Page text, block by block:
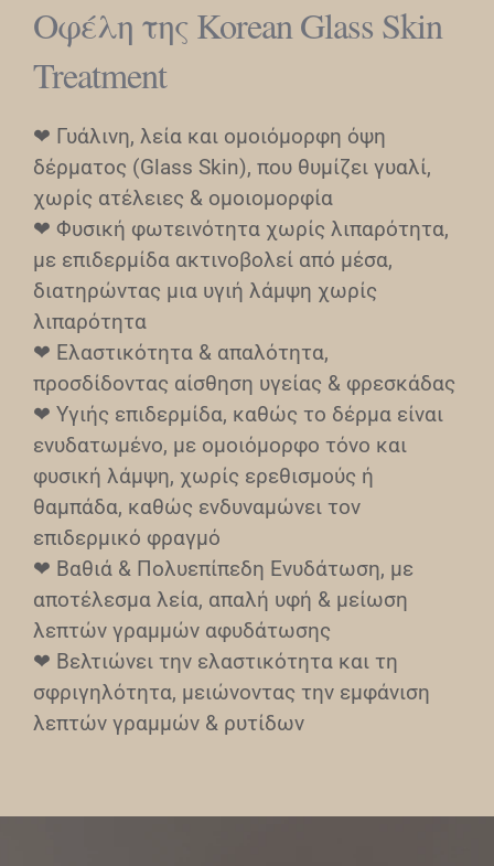
Οφέλη της Korean Glass Skin
Treatment
❤︎ Γυάλινη, λεία και ομοιόμορφη όψη
δέρματος (Glass Skin), που θυμίζει γυαλί,
χωρίς ατέλειες & ομοιομορφία
❤︎ Φυσική φωτεινότητα χωρίς λιπαρότητα,
με επιδερμίδα ακτινοβολεί από μέσα,
διατηρώντας μια υγιή λάμψη χωρίς
λιπαρότητα
❤︎ Ελαστικότητα & απαλότητα,
προσδίδοντας αίσθηση υγείας & φρεσκάδας
❤︎ Υγιής επιδερμίδα, καθώς το δέρμα είναι
ενυδατωμένο, με ομοιόμορφο τόνο και
φυσική λάμψη, χωρίς ερεθισμούς ή
θαμπάδα, καθώς ενδυναμώνει τον
επιδερμικό φραγμό
❤︎ Βαθιά & Πολυεπίπεδη Ενυδάτωση, με
αποτέλεσμα λεία, απαλή υφή & μείωση
λεπτών γραμμών αφυδάτωσης
❤︎ Βελτιώνει την ελαστικότητα και τη
σφριγηλότητα, μειώνοντας την εμφάνιση
λεπτών γραμμών & ρυτίδων